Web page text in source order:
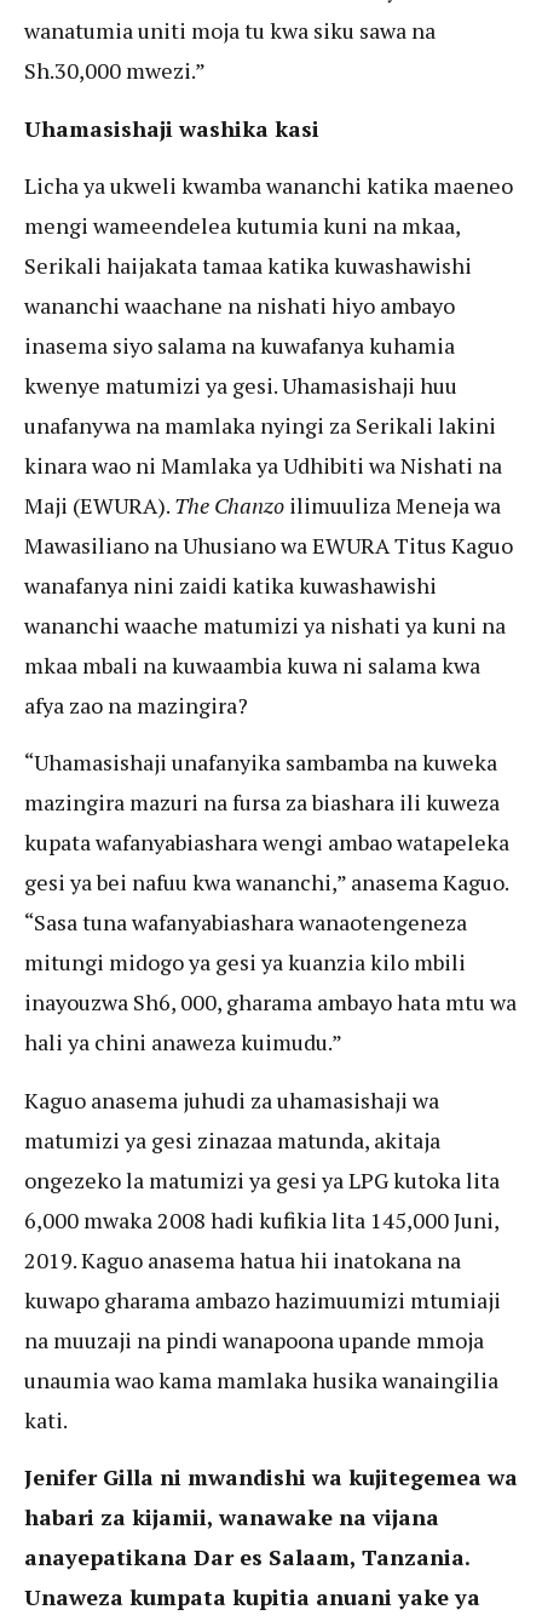
wanatumia uniti moja tu kwa siku sawa na
Sh.30,000 mwezi.”
Uhamasishaji washika kasi
Licha ya ukweli kwamba wananchi katika maeneo
mengi wameendelea kutumia kuni na mkaa,
Serikali haijakata tamaa katika kuwashawishi
wananchi waachane na nishati hiyo ambayo
inasema siyo salama na kuwafanya kuhamia
kwenye matumizi ya gesi. Uhamasishaji huu
unafanywa na mamlaka nyingi za Serikali lakini
kinara wao ni Mamlaka ya Udhibiti wa Nishati na
Maji (EWURA). The Chanzo ilimuuliza Meneja wa
Mawasiliano na Uhusiano wa EWURA Titus Kaguo
wanafanya nini zaidi katika kuwashawishi
wananchi waache matumizi ya nishati ya kuni na
mkaa mbali na kuwaambia kuwa ni salama kwa
afya zao na mazingira?
“Uhamasishaji unafanyika sambamba na kuweka
mazingira mazuri na fursa za biashara ili kuweza
kupata wafanyabiashara wengi ambao watapeleka
gesi ya bei nafuu kwa wananchi,” anasema Kaguo.
“Sasa tuna wafanyabiashara wanaotengeneza
mitungi midogo ya gesi ya kuanzia kilo mbili
inayouzwa Sh6, 000, gharama ambayo hata mtu wa
hali ya chini anaweza kuimudu.”
Kaguo anasema juhudi za uhamasishaji wa
matumizi ya gesi zinazaa matunda, akitaja
ongezeko la matumizi ya gesi ya LPG kutoka lita
6,000 mwaka 2008 hadi kufikia lita 145,000 Juni,
2019. Kaguo anasema hatua hii inatokana na
kuwapo gharama ambazo hazimuumizi mtumiaji
na muuzaji na pindi wanapoona upande mmoja
unaumia wao kama mamlaka husika wanaingilia
kati.
Jenifer Gilla ni mwandishi wa kujitegemea wa
habari za kijamii, wanawake na vijana
anayepatikana Dar es Salaam, Tanzania.
Unaweza kumpata kupitia anuani yake ya